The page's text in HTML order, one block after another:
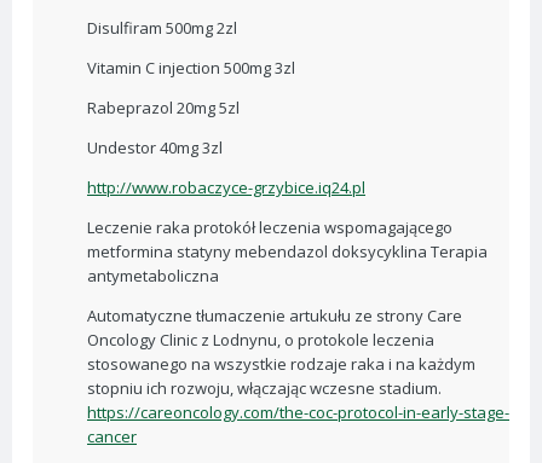
Disulfiram 500mg 2zl
Vitamin C injection 500mg 3zl
Rabeprazol 20mg 5zl
Undestor 40mg 3zl
http://www.robaczyce-grzybice.iq24.pl
Leczenie raka protokół leczenia wspomagającego
metformina statyny mebendazol doksycyklina Terapia
antymetaboliczna
Automatyczne tłumaczenie artukułu ze strony Care
Oncology Clinic z Lodnynu, o protokole leczenia
stosowanego na wszystkie rodzaje raka i na każdym
stopniu ich rozwoju, włączając wczesne stadium.
https://careoncology.com/the-coc-protocol-in-early-stage-
cancer